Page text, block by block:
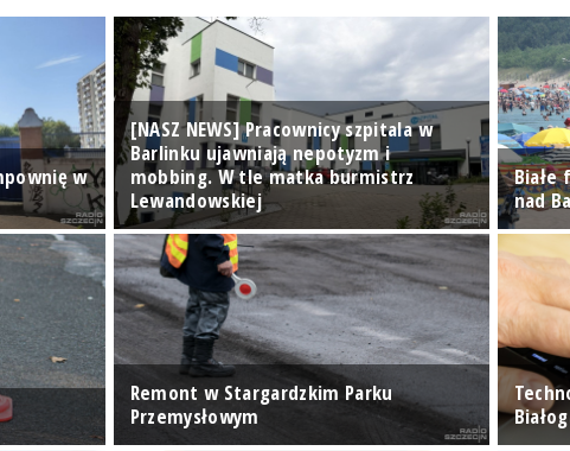
w
[NASZ NEWS] Pracownicy szpitala w
Barlinku ujawniają nepotyzm i
mobbing. W tle matka burmistrz
Lewandowskiej
Białe
nad
Remont w Stargardzkim Parku
Przemysłowym